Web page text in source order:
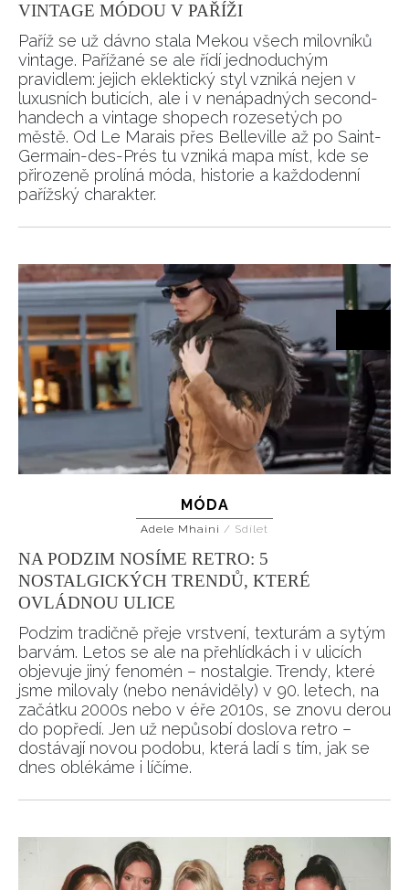
VINTAGE MÓDOU V PAŘÍŽI
Paříž se už dávno stala Mekou všech milovníků
vintage. Pařížané se ale řídí jednoduchým
pravidlem: jejich eklektický styl vzniká nejen v
luxusních buticích, ale i v nenápadných second-
handech a vintage shopech rozesetých po
městě. Od Le Marais přes Belleville až po Saint-
Germain-des-Prés tu vzniká mapa míst, kde se
přirozeně prolíná móda, historie a každodenní
pařížský charakter.
MÓDA
Adele Mhaini / Sdílet
NA PODZIM NOSÍME RETRO: 5
NOSTALGICKÝCH TRENDŮ, KTERÉ
OVLÁDNOU ULICE
Podzim tradičně přeje vrstvení, texturám a sytým
barvám. Letos se ale na přehlídkách i v ulicích
objevuje jiný fenomén – nostalgie. Trendy, které
jsme milovaly (nebo nenáviděly) v 90. letech, na
začátku 2000s nebo v éře 2010s, se znovu derou
do popředí. Jen už nepůsobí doslova retro –
dostávají novou podobu, která ladí s tím, jak se
dnes oblékáme i líčíme.